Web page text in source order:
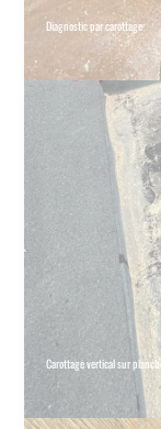
Diagnostic par carottage
Carottage vertical sur